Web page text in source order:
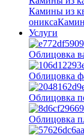
Камины из
оникса
Услуги
Облицовка
Облицовка
Облицовка
Облицовка